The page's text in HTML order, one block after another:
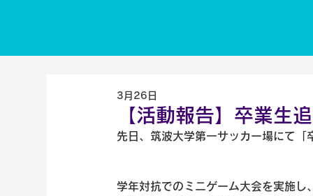
【活動報告】卒業生
3月26日
先日、筑波大学第一サッカー場にて
学年対抗でのミニゲーム大会を実施